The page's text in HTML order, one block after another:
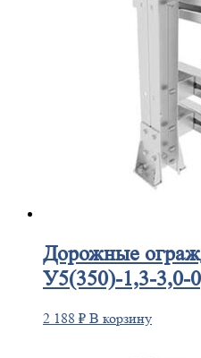
Дорожные
У5(350)-1,3-3,0-
2 188 ₽ В корзину